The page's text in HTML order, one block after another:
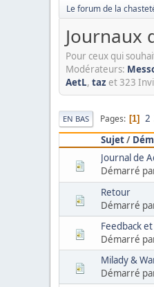
Le forum de la
Journaux
Pour ceux qui
Modérateurs:
AetL, taz et 323
EN BAS Pages 1 2
Sujet/
Journal de
Démarré
Retour
Démarré
Feedback
Démarré
Milady &
Démarré